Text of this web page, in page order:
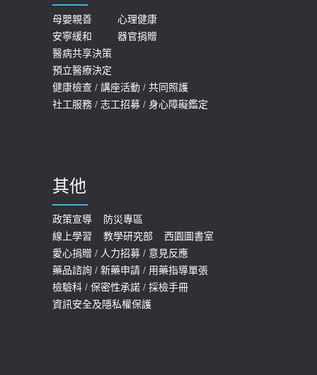
女性必看國健署公費懶人包！這幾項檢
查完全免費 沒做虧大了
2026-05-14
一定得換人工關節
2019-10-08
20歲迪士尼男星因癲癇猝逝 老人小
孩最好發、醫師點出8大前兆
2019-07-09
預約
2022-01-07
114年【公費流感及新冠疫苗】門診
預約
2025-09-30
母嬰親善
心理健康
安寧緩和
器官捐贈
醫病共享決策
預立醫療決定
健康檢查 / 講座活動 / 共同照護
社工服務 / 志工招募 / 身心障礙鑑定
其他
政策宣導
防災專區
線上學習
教學研究部
西園圖書室
愛心捐贈 / 人力招募 / 意見反應
藥品諮詢 / 新藥申請 / 用藥指導單張
檢驗科 / 保密性承諾 / 採檢手冊
資訊安全及隱私權保護